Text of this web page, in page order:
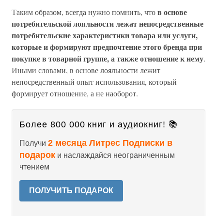
Таким образом, всегда нужно помнить, чтов основе
потребительской лояльности лежат непосредственные
потребительские характеристики товара или услуги,
которые и формируют предпочтение этого бренда при
покупке в товарной группе, а также отношение к нему.
Иными словами, в основе лояльности лежит
непосредственный опыт использования, который
формирует отношение, а не наоборот.
Более 800 000 книг и аудиокниг! 📚
Получи 2 месяца Литрес Подписки в
подарок и наслаждайся неограниченным
чтением
ПОЛУЧИТЬ ПОДАРОК